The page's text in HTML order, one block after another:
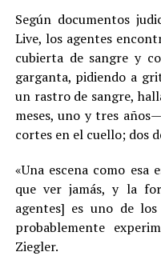
Según documentos
Live, los agentes
cubierta de sangre y
garganta, pidiendo a
un rastro de sangre,
meses, uno y tres
cortes en el cuello; dos
«Una escena como esa
que ver jamás, y la
agentes] es uno de
probablemente
Ziegler.